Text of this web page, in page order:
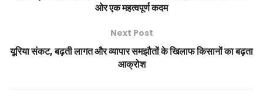
ओर एक महत्वपूर्ण कदम
Next Post
यूरिया संकट, बढ़ती लागत और व्यापार समझौतों के खिलाफ किसानों का बढ़ता
आक्रोश